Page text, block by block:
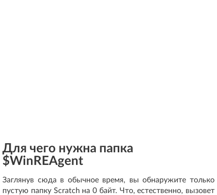
Для чего нужна папка
$WinREAgent
Заглянув сюда в обычное время, вы обнаружите только
пустую папку Scratch на 0 байт. Что, естественно, вызовет